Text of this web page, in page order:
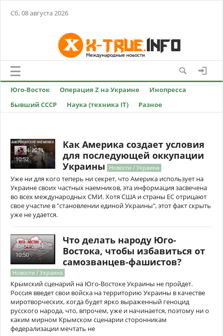
Сб, 08 августа 2026
Юго-Восток Операция Z на Украине
Инопресса
Бывший СССР
Наука (техника IT) Разное
15-04-2014,
10:52
Как Америка создает условия
для последующей оккупации
Украины
Новости / Украина
Уже ни для кого теперь ни секрет, что Америка использует на
Украине своих частных наемников, эта информация засвечена
во всех международных СМИ. Хотя США и страны ЕС отрицают
свое участие в "становлении единой Украины", этот факт скрыть
уже не удается.
15-04-2014,
10:50
Что делать народу Юго-
Востока, чтобы избавиться от
самозванцев-фашистов?
Новости / Украина
Крымский сценарий на Юго-Востоке Украины не пройдет.
Россия введет свои войска на территорию Украины в качестве
миротворческих, когда будет ярко выраженный геноцид
русского народа, что, впрочем, уже и начинается, поэтому ни о
каким мирном Крымском сценарии сторонникам
федерализации мечтать не